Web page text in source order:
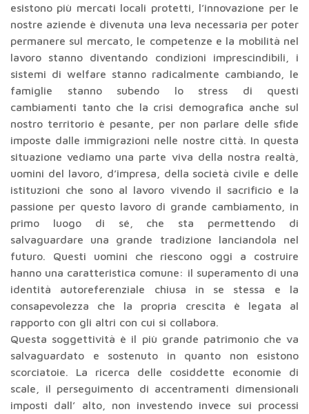
esistono più mercati locali protetti, l’innovazione per le
nostre aziende è divenuta una leva necessaria per poter
permanere sul mercato, le competenze e la mobilità nel
lavoro stanno diventando condizioni imprescindibili, i
sistemi di welfare stanno radicalmente cambiando, le
famiglie stanno subendo lo stress di questi
cambiamenti tanto che la crisi demografica anche sul
nostro territorio è pesante, per non parlare delle sfide
imposte dalle immigrazioni nelle nostre città. In questa
situazione vediamo una parte viva della nostra realtà,
uomini del lavoro, d’impresa, della società civile e delle
istituzioni che sono al lavoro vivendo il sacrificio e la
passione per questo lavoro di grande cambiamento, in
primo luogo di sé, che sta permettendo di
salvaguardare una grande tradizione lanciandola nel
futuro. Questi uomini che riescono oggi a costruire
hanno una caratteristica comune: il superamento di una
identità autoreferenziale chiusa in se stessa e la
consapevolezza che la propria crescita è legata al
rapporto con gli altri con cui si collabora.
Questa soggettività è il più grande patrimonio che va
salvaguardato e sostenuto in quanto non esistono
scorciatoie. La ricerca delle cosiddette economie di
scale, il perseguimento di accentramenti dimensionali
imposti dall’ alto, non investendo invece sui processi